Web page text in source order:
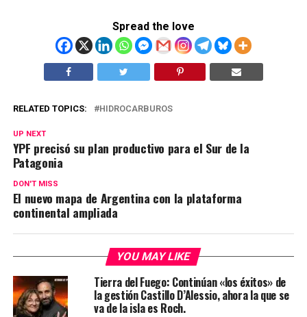
Spread the love
RELATED TOPICS: HIDROCARBUROS
UP NEXT
YPF precisó su plan productivo para el Sur de la
Patagonia
DON'T MISS
El nuevo mapa de Argentina con la plataforma
continental ampliada
YOU MAY LIKE
Tierra del Fuego: Continúan «los éxitos» de
la gestión Castillo D’Alessio, ahora la que se
va de la isla es Roch.